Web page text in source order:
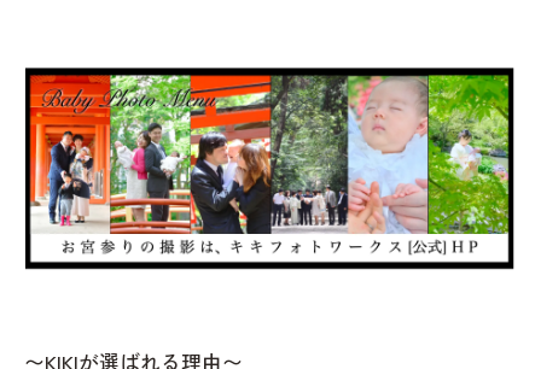
〜KIKIが選ばれる理由〜